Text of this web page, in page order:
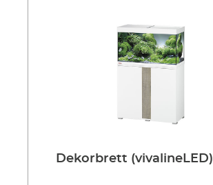
Dekorbrett (vivalineLED)